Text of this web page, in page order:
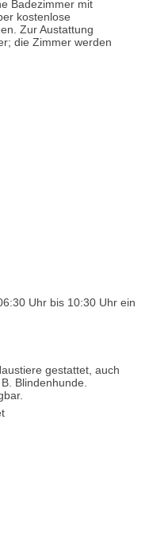
Badezimmer mit
kostenlose
Zur Austattung
die Zimmer werden
Uhr bis 10:30 Uhr ein
gestattet, auch
Blindenhunde.